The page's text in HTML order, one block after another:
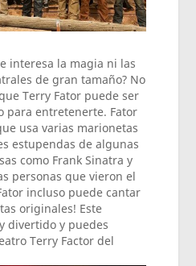
interesa la magia ni las
de gran tamaño? No
Terry Fator puede ser
para entretenerte. Fator
usa varias marionetas
estupendas de algunas
como Frank Sinatra y
personas que vieron el
incluso puede cantar
originales! Este
divertido y puedes
Terry Factor del